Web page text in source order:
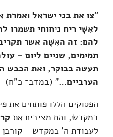
"צו את בני ישראל ואמרת
לאִשָּׁי ריח ניחוחי תשמרו
להם: זה האִשֶּׁה אשר
תמימים, שניים ליום –
תעשה בבוקר, ואת הכבש
הערביים…" (במדבר כ"ח)
הפסוקים הללו פותחים את
במקדש, והם מציבים את
לעבודת ה' במקדש – קורבן